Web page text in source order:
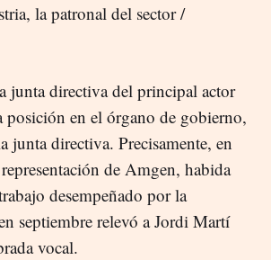
la patronal del sector /
junta directiva del principal actor
posición en el órgano de gobierno,
junta directiva. Precisamente, en
de Amgen, habida
desempeñado por la
septiembre relevó a Jordi Martí
vocal.